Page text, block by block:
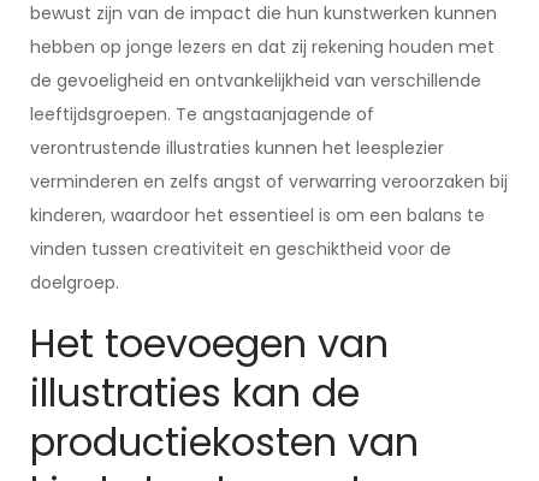
bewust zijn van de impact die hun kunstwerken kunnen
hebben op jonge lezers en dat zij rekening houden met
de gevoeligheid en ontvankelijkheid van verschillende
leeftijdsgroepen. Te angstaanjagende of
verontrustende illustraties kunnen het leesplezier
verminderen en zelfs angst of verwarring veroorzaken bij
kinderen, waardoor het essentieel is om een balans te
vinden tussen creativiteit en geschiktheid voor de
doelgroep.
Het toevoegen van
illustraties kan de
productiekosten van